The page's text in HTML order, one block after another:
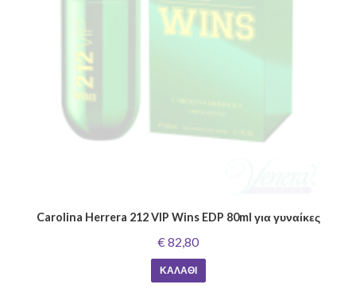
Carolina Herrera 212 VIP Wins EDP 80ml για γυναίκες
€ 82,80
ΚΑΛΆΘΙ